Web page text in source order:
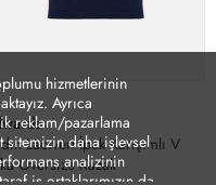
hizmetlerinin
Ayrıca
reklam/pazarlama
daha işlevsel
analizinin
iş ortaklarımızın da
Lacivert İpek Karışımlı V
Oversize Kazak